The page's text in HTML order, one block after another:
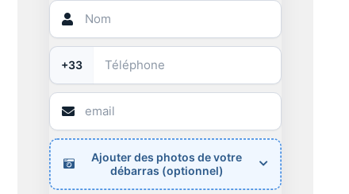
+33
Ajouter des photos de votre
débarras (optionnel)